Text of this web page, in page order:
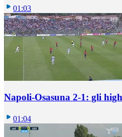
01:03
Napoli-Osasuna 2-1: gli
01:04